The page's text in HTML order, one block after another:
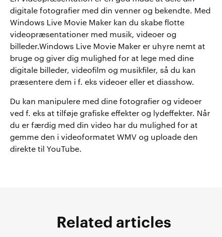
digitale fotografier med din venner og bekendte. Med
Windows Live Movie Maker kan du skabe flotte
videopræsentationer med musik, videoer og
billeder.Windows Live Movie Maker er uhyre nemt at
bruge og giver dig mulighed for at lege med dine
digitale billeder, videofilm og musikfiler, så du kan
præsentere dem i f. eks videoer eller et diasshow.
Du kan manipulere med dine fotografier og videoer
ved f. eks at tilføje grafiske effekter og lydeffekter. Når
du er færdig med din video har du mulighed for at
gemme den i videoformatet WMV og uploade den
direkte til YouTube.
Related articles